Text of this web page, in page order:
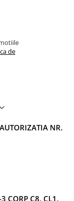
de
NR.
CORP C8, CL1,